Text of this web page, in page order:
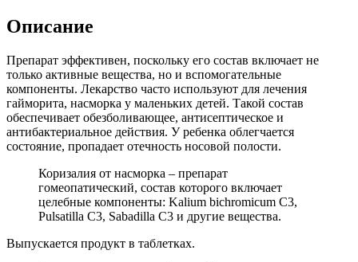
Описание
Препарат эффективен, поскольку его состав включает не
только активные вещества, но и вспомогательные
компоненты. Лекарство часто используют для лечения
гайморита, насморка у маленьких детей. Такой состав
обеспечивает обезболивающее, антисептическое и
антибактериальное действия. У ребенка облегчается
состояние, пропадает отечность носовой полости.
Коризалия от насморка – препарат
гомеопатический, состав которого включает
целебные компоненты: Kalium bichromicum C3,
Pulsatilla C3, Sabadilla C3 и другие вещества.
Выпускается продукт в таблетках.